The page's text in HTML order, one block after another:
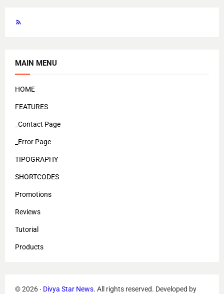
MAIN MENU
HOME
FEATURES
_Contact Page
_Error Page
TIPOGRAPHY
SHORTCODES
Promotions
Reviews
Tutorial
Products
©2026 ‧ Divya Star News. All rights reserved. Developed by